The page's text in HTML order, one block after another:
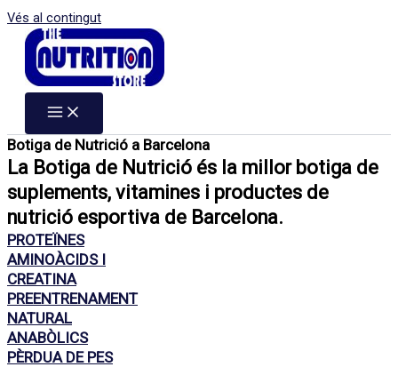
Vés al contingut
Botiga de Nutrició a Barcelona
La Botiga de Nutrició és la millor botiga de
suplements, vitamines i productes de
nutrició esportiva de Barcelona.
PROTEÏNES
AMINOÀCIDS I
CREATINA
PREENTRENAMENT
NATURAL
ANABÒLICS
PÈRDUA DE PES